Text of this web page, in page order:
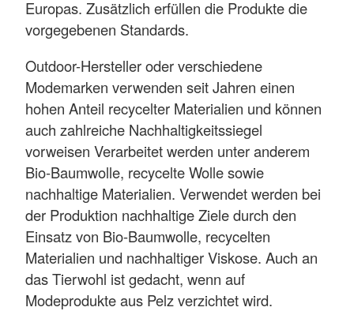
Europas. Zusätzlich erfüllen die Produkte die
vorgegebenen Standards.
Outdoor-Hersteller oder verschiedene
Modemarken verwenden seit Jahren einen
hohen Anteil recycelter Materialien und können
auch zahlreiche Nachhaltigkeitssiegel
vorweisen Verarbeitet werden unter anderem
Bio-Baumwolle, recycelte Wolle sowie
nachhaltige Materialien. Verwendet werden bei
der Produktion nachhaltige Ziele durch den
Einsatz von Bio-Baumwolle, recycelten
Materialien und nachhaltiger Viskose. Auch an
das Tierwohl ist gedacht, wenn auf
Modeprodukte aus Pelz verzichtet wird.